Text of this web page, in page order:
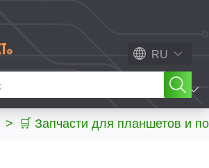
RU
МЕНЮ
> 🛒 Запчасти для планшетов и